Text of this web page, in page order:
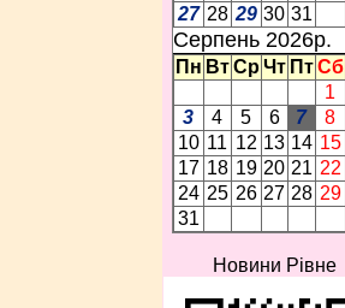
27 28 29 30 31
Серпень 2026p.
Пн Вт Ср Чт Пт Сб
1
3
4 5 6 7 8
10 11 12 13 14 15
17 18 19 20 21 22
24 25 26 27 28 29
31
Новини Рівне